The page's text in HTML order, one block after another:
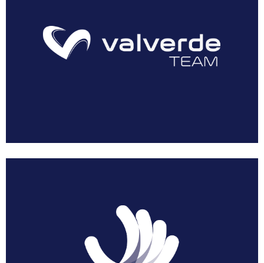
Patrocinadores
Solicitar Acreditación